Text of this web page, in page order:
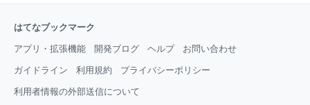
はてなブックマーク
アプリ・拡張機能 開発ブログ ヘルプ お問い合わせ
ガイドライン 利用規約 プライバシーポリシー
利用者情報の外部送信について